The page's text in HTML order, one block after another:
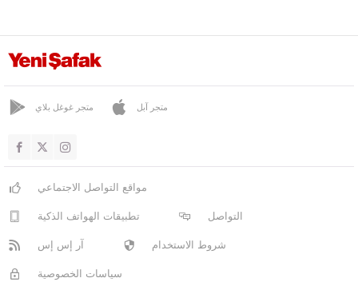
ماردين
مرسين
نيفشهير
متجر غوغل بلاي متجر آبل
مواقع التواصل الاجتماعي
تطبيقات الهواتف الذكية التواصل
آر إس إس شروط الاستخدام
سياسات الخصوصية